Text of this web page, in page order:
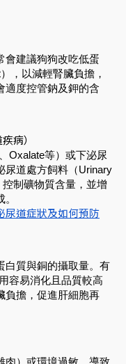
會建議狗狗改吃低蛋
，以減輕腎臟負擔，
適度控管鈉及鉀的含
病）
Oxalate等）或下泌尿
尿道處方飼料（Urinary
制礦物質含量，並增
尿道症狀及如何預防
白質與銅的攝取量。有
容易消化且品質較高
負擔，促進肝細胞再